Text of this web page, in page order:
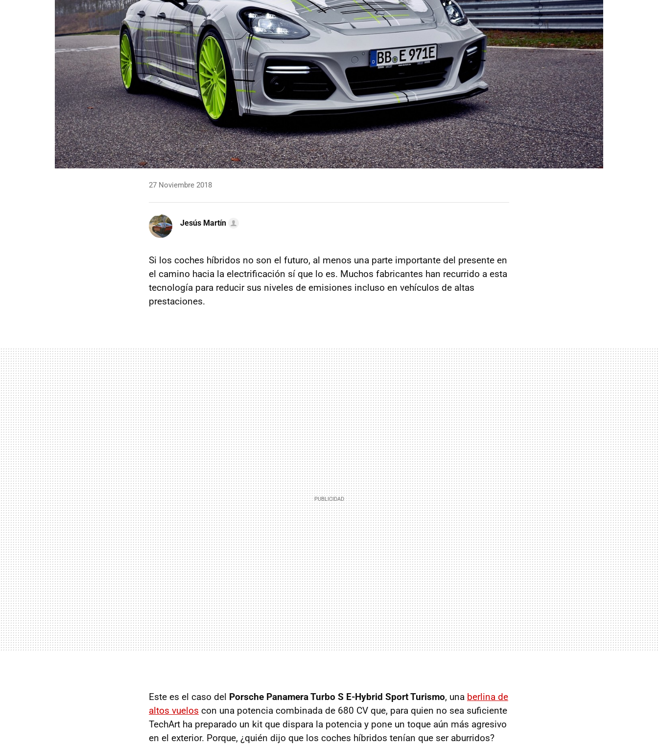
27 Noviembre 2018
Jesús Martín
Si los coches híbridos no son el futuro, al menos una parte importante del presente en
el camino hacia la electrificación sí que lo es. Muchos fabricantes han recurrido a esta
tecnología para reducir sus niveles de emisiones incluso en vehículos de altas
prestaciones.
Este es el caso del Porsche Panamera Turbo S E-Hybrid Sport Turismo, una berlina de
altos vuelos con una potencia combinada de 680 CV que, para quien no sea suficiente
TechArt ha preparado un kit que dispara la potencia y pone un toque aún más agresivo
en el exterior. Porque, ¿quién dijo que los coches híbridos tenían que ser aburridos?